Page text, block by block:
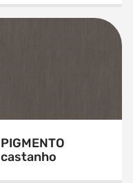
PIGMENTO
castanho